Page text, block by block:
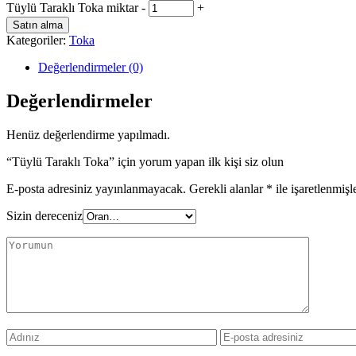
Tüylü Taraklı Toka miktar - +
Satın alma
Kategoriler: Toka
Değerlendirmeler (0)
Değerlendirmeler
Henüz değerlendirme yapılmadı.
“Tüylü Taraklı Toka” için yorum yapan ilk kişi siz olun
E-posta adresiniz yayınlanmayacak. Gerekli alanlar * ile
Sizin dereceniz